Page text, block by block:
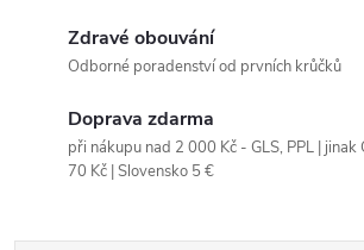
Zdravé obouvání
Odborné poradenství od prvních krůčků
Doprava zdarma
při nákupu nad 2 000 Kč - GLS, PPL | jinak
70 Kč | Slovensko 5 €